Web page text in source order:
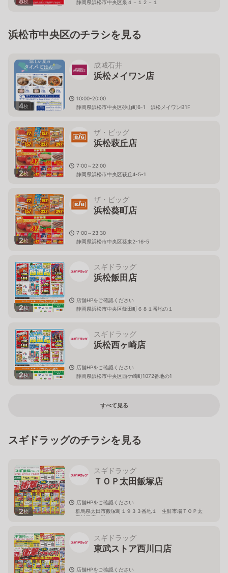
静岡県浜松市中央区泉４－１２－１
浜松市中央区のチラシを見る
4枚
成城石井
浜松メイワン店
10:00-20:00
静岡県浜松市中央区砂山町6-1 浜松メイワンB1F
2枚
ザ・ビッグ
浜松萩丘店
7:00～22:00
静岡県浜松市中央区萩丘4-5-1
2枚
ザ・ビッグ
浜松葵町店
7:00～23:30
静岡県浜松市中央区葵東2-16-5
2枚
スギドラッグ
浜松飯田店
店舗HPをご確認ください
静岡県浜松市中央区飯田町６８１番地の１
2枚
スギドラッグ
浜松西ヶ崎店
店舗HPをご確認ください
静岡県浜松市中央区西ケ崎町1072番地の1
すべて見る
スギドラッグのチラシを見る
2枚
スギドラッグ
ＴＯＰ太田飯塚店
店舗HPをご確認ください
群馬県太田市飯塚町１９３３番地１ 生鮮市場ＴＯＰ太
田飯塚店１階
スギドラッグ
東武ストア西川口店
店舗HPをご確認ください